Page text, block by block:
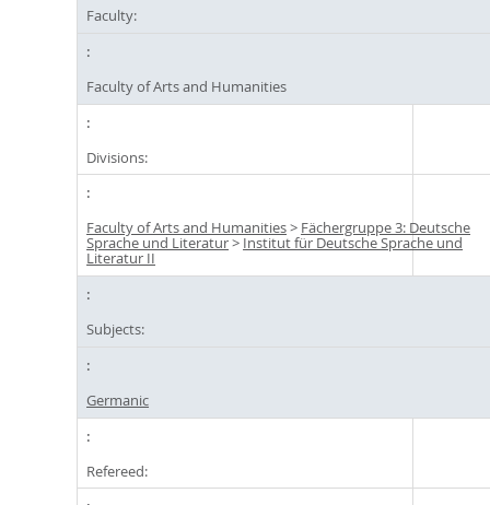
Faculty:
Faculty of Arts and Humanities
Divisions:
Faculty of Arts and Humanities> Fächergruppe 3: Deutsche
Sprache und Literatur> Institut für Deutsche Sprache und
Literatur II
Subjects:
Germanic
Refereed: